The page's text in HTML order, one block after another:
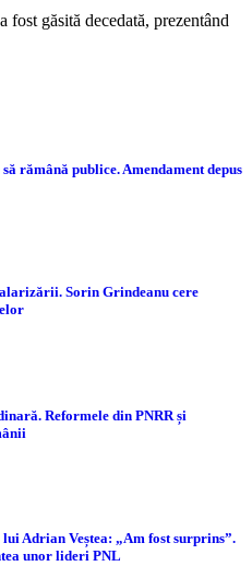
rămână publice. Amendament depus
Sorin Grindeanu cere
Reformele din PNRR și
Adrian Veștea: „Am fost surprins”.
unor lideri PNL